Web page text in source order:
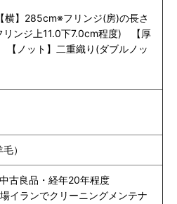
横】285cm※フリンジ(房)の長さ
リンジ上11.0下7.0cm程度) 【厚
ノット】二重織り(ダブルノッ
）
中古良品・経年20年程度
イランでクリーニングメンテナ